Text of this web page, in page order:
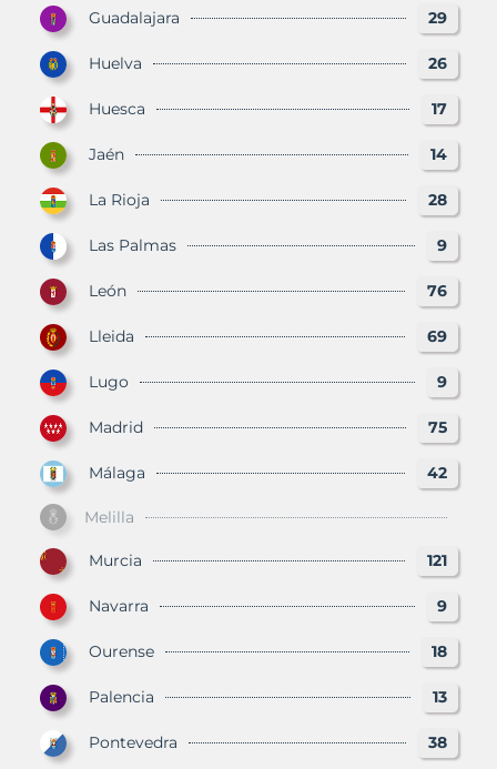
Guadalajara 29
Huelva 26
Huesca 17
Jaén 14
La Rioja 28
Las Palmas 9
León 76
Lleida 69
Lugo 9
Madrid 75
Málaga 42
Melilla
Murcia 121
Navarra 9
Ourense 18
Palencia 13
Pontevedra 38